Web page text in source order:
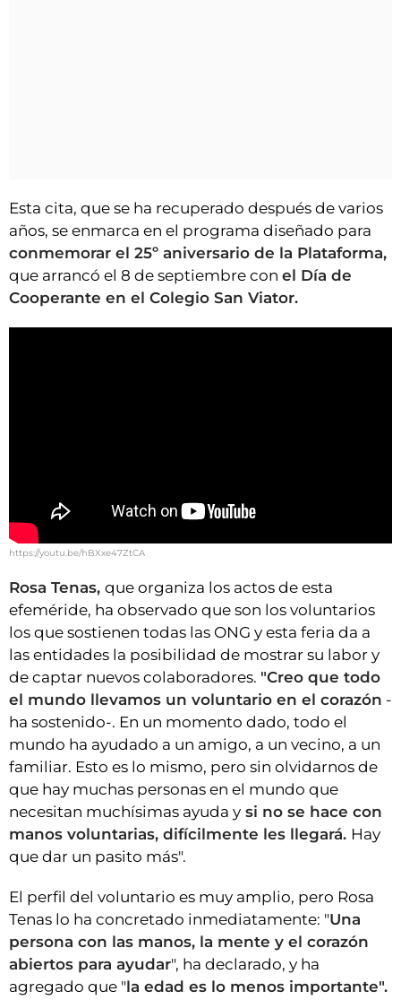
Esta cita, que se ha recuperado después de varios
años, se enmarca en el programa diseñado para
conmemorar el 25º aniversario de la Plataforma,
que arrancó el 8 de septiembre con el Día de
Cooperante en el Colegio San Viator.
https://youtu.be/hBXxe47ZtCA
Rosa Tenas, que organiza los actos de esta
efeméride, ha observado que son los voluntarios
los que sostienen todas las ONG y esta feria da a
las entidades la posibilidad de mostrar su labor y
de captar nuevos colaboradores. "Creo que todo
el mundo llevamos un voluntario en el corazón -
ha sostenido-. En un momento dado, todo el
mundo ha ayudado a un amigo, a un vecino, a un
familiar. Esto es lo mismo, pero sin olvidarnos de
que hay muchas personas en el mundo que
necesitan muchísimas ayuda y si no se hace con
manos voluntarias, difícilmente les llegará. Hay
que dar un pasito más".
El perfil del voluntario es muy amplio, pero Rosa
Tenas lo ha concretado inmediatamente: "Una
persona con las manos, la mente y el corazón
abiertos para ayudar", ha declarado, y ha
agregado que "la edad es lo menos importante".